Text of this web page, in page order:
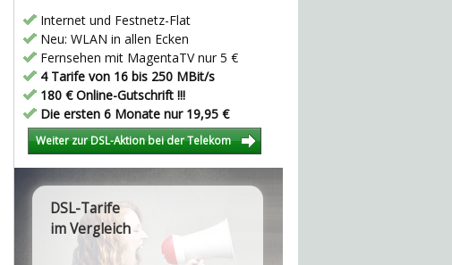
Internet und Festnetz-Flat
Neu: WLAN in allen Ecken
Fernsehen mit MagentaTV nur 5 €
4 Tarife von 16 bis 250 MBit/s
180 € Online-Gutschrift !!!
Die ersten 6 Monate nur 19,95 €
Weiter zur DSL-Aktion bei der Telekom
DSL-Tarife
im Vergleich